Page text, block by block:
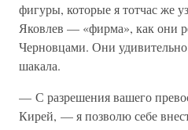
фигуры, которые я тотчас же
Яковлев — «фирма», как они
Черновцами. Они
шакала.
— С разрешения вашего
Кирей, — я позволю себе